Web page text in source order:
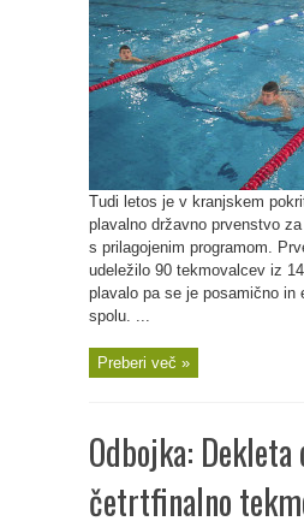
Tudi letos je v kranjskem
plavalno državno prvenstvo
s prilagojenim programom.
udeležilo 90 tekmovalcev iz
plavalo pa se je posamično in
spolu. ...
Preberi več »
Odbojka:
četrtfinalno